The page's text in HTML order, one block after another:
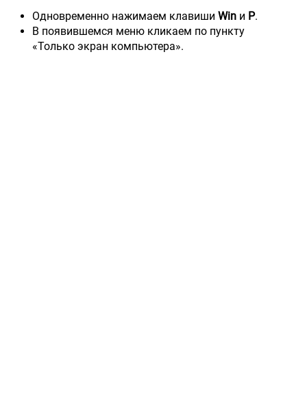
Одновременно нажимаем клавиши Win и P.
В появившемся меню кликаем по пункту
«Только экран компьютера».